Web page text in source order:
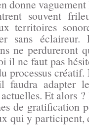
donne
souvent
territoires
sans
ne perdureront
il ne faut pas
processus
faudra adapter
Et alors
de gratification
qui y participent,